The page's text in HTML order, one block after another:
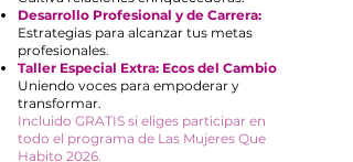
Desarrollo Profesional y de Carrera:
Estrategias para alcanzar tus metas
profesionales.
Taller Especial Extra: Ecos del Cambio
Uniendo voces para empoderar y
transformar.
Incluido GRATIS si eliges participar en
todo el programa de Las Mujeres Que
Habito 2026.